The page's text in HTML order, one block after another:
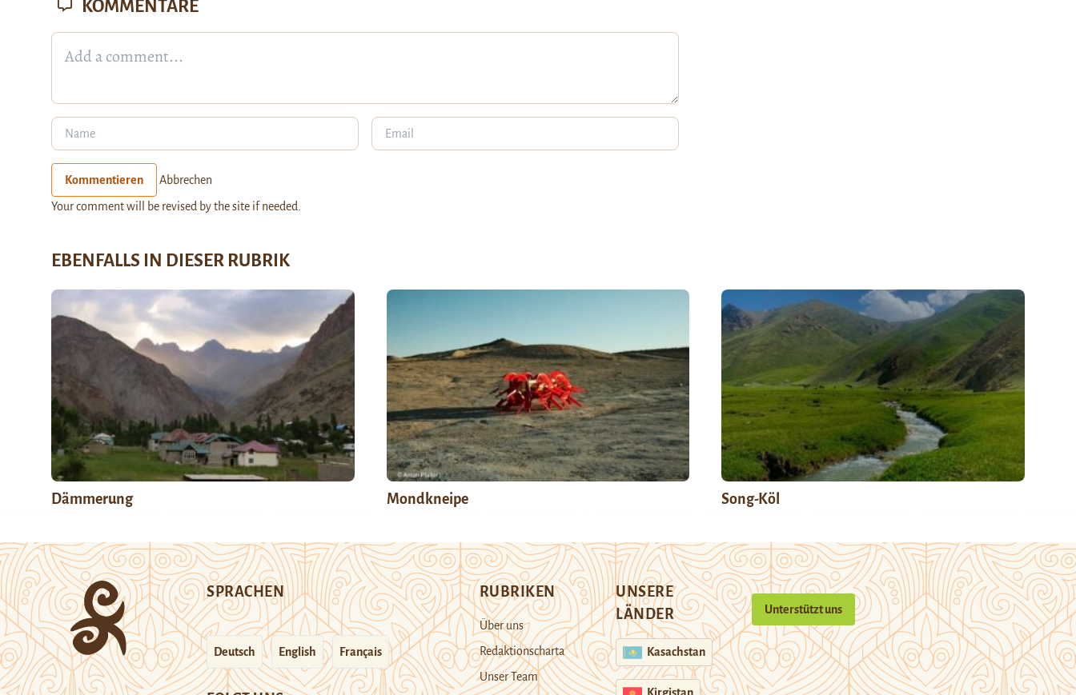
KOMMENTARE
Kommentieren Abbrechen
Your comment will be revised by the site if needed.
EBENFALLS IN DIESER RUBRIK
Dämmerung Mondkneipe Song-Köl
SPRACHEN
Deutsch English Français
RUBRIKEN
Über uns
Redaktionscharta
Unser Team
UNSERE
LÄNDER
Kasachstan
Kirgistan
Unterstützt uns